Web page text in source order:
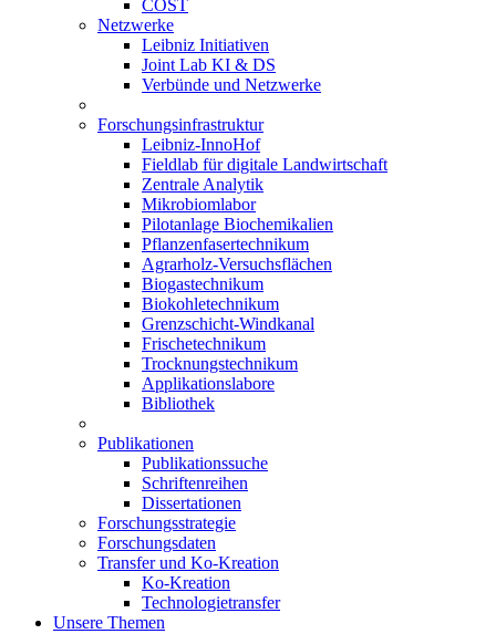
COST
Netzwerke
Leibniz Initiativen
Joint Lab KI & DS
Verbünde und Netzwerke
Forschungsinfrastruktur
Leibniz-InnoHof
Fieldlab für digitale Landwirtschaft
Zentrale Analytik
Mikrobiomlabor
Pilotanlage Biochemikalien
Pflanzenfasertechnikum
Agrarholz-Versuchsflächen
Biogastechnikum
Biokohletechnikum
Grenzschicht-Windkanal
Frischetechnikum
Trocknungstechnikum
Applikationslabore
Bibliothek
Publikationen
Publikationssuche
Schriftenreihen
Dissertationen
Forschungsstrategie
Forschungsdaten
Transfer und Ko-Kreation
Ko-Kreation
Technologietransfer
Unsere Themen